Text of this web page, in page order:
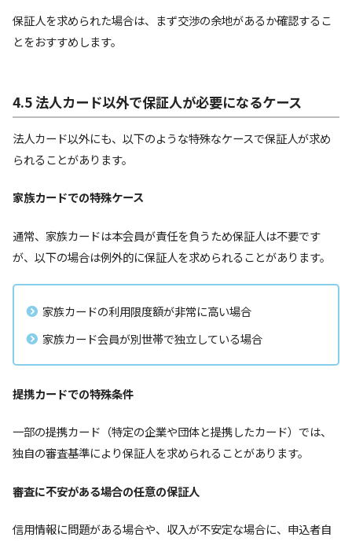
保証人を求められた場合は、まず交渉の余地があるか確認するこ
とをおすすめします。
4.5 法人カード以外で保証人が必要になるケース
法人カード以外にも、以下のような特殊なケースで保証人が求め
られることがあります。
家族カードでの特殊ケース
通常、家族カードは本会員が責任を負うため保証人は不要です
が、以下の場合は例外的に保証人を求められることがあります。
家族カードの利用限度額が非常に高い場合
家族カード会員が別世帯で独立している場合
提携カードでの特殊条件
一部の提携カード（特定の企業や団体と提携したカード）では、
独自の審査基準により保証人を求められることがあります。
審査に不安がある場合の任意の保証人
信用情報に問題がある場合や、収入が不安定な場合に、申込者自